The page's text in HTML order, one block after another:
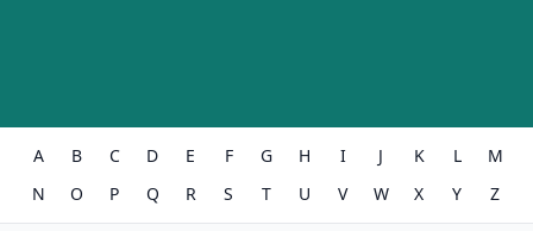
A B C D E F G H I J K L
M
N
O P Q R S T U V W X Y Z